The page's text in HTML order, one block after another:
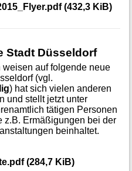
(432,3 KiB)
Stadt Düsseldorf
auf folgende neue
(vgl.
) hat sich vielen anderen
und stellt jetzt unter
tätigen Personen
z.B. Ermäßigungen bei der
beinhaltet.
(284,7 KiB)